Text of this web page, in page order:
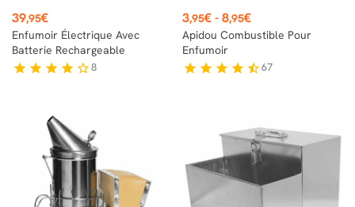
Prix
39,95€
Enfumoir Électrique Avec
Batterie Rechargeable
star star star star star_border8
Prix
3,95€ - 8,95€
Apidou Combustible Pour
Enfumoir
star star star star star_half67